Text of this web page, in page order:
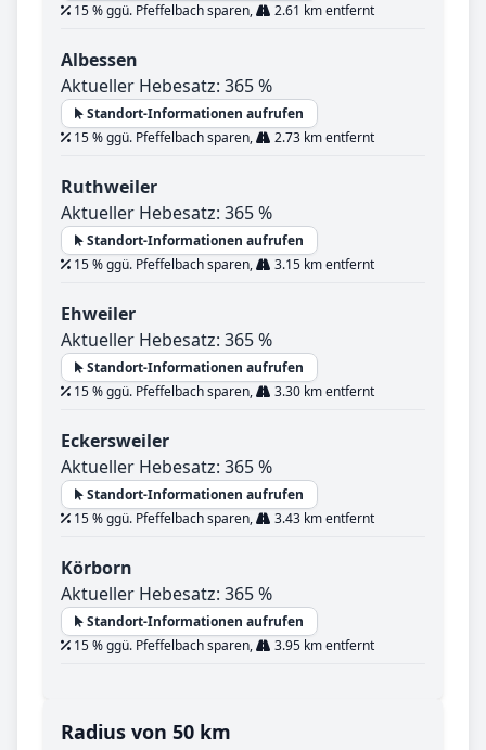
15 % ggü. Pfeffelbach sparen,
2.61 km entfernt
Albessen
Aktueller Hebesatz: 365 %
Standort-Informationen aufrufen
15 % ggü. Pfeffelbach sparen,
2.73 km entfernt
Ruthweiler
Aktueller Hebesatz: 365 %
Standort-Informationen aufrufen
15 % ggü. Pfeffelbach sparen,
3.15 km entfernt
Ehweiler
Aktueller Hebesatz: 365 %
Standort-Informationen aufrufen
15 % ggü. Pfeffelbach sparen,
3.30 km entfernt
Eckersweiler
Aktueller Hebesatz: 365 %
Standort-Informationen aufrufen
15 % ggü. Pfeffelbach sparen,
3.43 km entfernt
Körborn
Aktueller Hebesatz: 365 %
Standort-Informationen aufrufen
15 % ggü. Pfeffelbach sparen,
3.95 km entfernt
Radius von 50 km